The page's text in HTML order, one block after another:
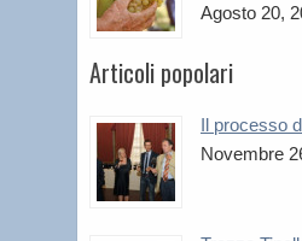
Agosto 20,
Articoli popolari
Il processo
Novembre